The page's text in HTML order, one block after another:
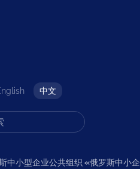
中文
中小型企业公共组织 «俄罗斯中小企